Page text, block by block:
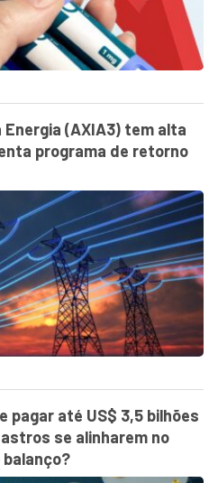
(AXIA3) tem alta
programa de retorno
pagar até US$ 3,5 bilhões
se alinharem no